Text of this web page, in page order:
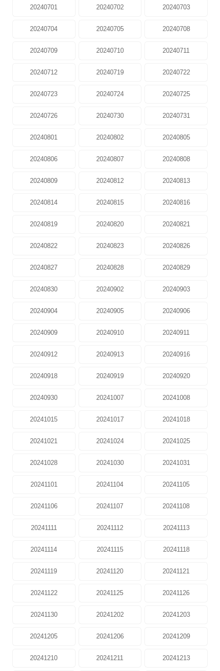
20240701 20240702 20240703
20240704 20240705 20240708
20240709 20240710 20240711
20240712 20240719 20240722
20240723 20240724 20240725
20240726 20240730 20240731
20240801 20240802 20240805
20240806 20240807 20240808
20240809 20240812 20240813
20240814 20240815 20240816
20240819 20240820 20240821
20240822 20240823 20240826
20240827 20240828 20240829
20240830 20240902 20240903
20240904 20240905 20240906
20240909 20240910 20240911
20240912 20240913 20240916
20240918 20240919 20240920
20240930 20241007 20241008
20241015 20241017 20241018
20241021 20241024 20241025
20241028 20241030 20241031
20241101 20241104 20241105
20241106 20241107 20241108
20241111 20241112 20241113
20241114 20241115 20241118
20241119 20241120 20241121
20241122 20241125 20241126
20241130 20241202 20241203
20241205 20241206 20241209
20241210 20241211 20241213